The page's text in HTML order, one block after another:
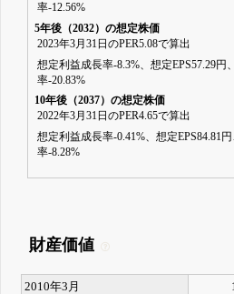
率-12.56%
5年後（2032）の想定株価
2023年3月31日のPER5.08で算出
想定利益成長率-8.3%、想定EPS57.29円
率-20.83%
10年後（2037）の想定株価
2022年3月31日のPER4.65で算出
想定利益成長率-0.41%、想定EPS84.81
率-8.28%
財産価値
2010年3月